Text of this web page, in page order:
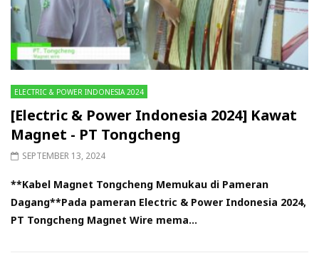
ELECTRIC & POWER INDONESIA 2024
[Electric & Power Indonesia 2024] Kawat
Magnet - PT Tongcheng
SEPTEMBER 13, 2024
**Kabel Magnet Tongcheng Memukau di Pameran
Dagang**Pada pameran Electric & Power Indonesia 2024,
PT Tongcheng Magnet Wire mema...